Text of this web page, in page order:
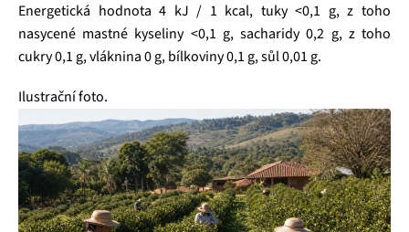
Energetická hodnota 4 kJ / 1 kcal, tuky <0,1 g, z toho
nasycené mastné kyseliny <0,1 g, sacharidy 0,2 g, z toho
cukry 0,1 g, vláknina 0 g, bílkoviny 0,1 g, sůl 0,01 g.
Ilustrační foto.